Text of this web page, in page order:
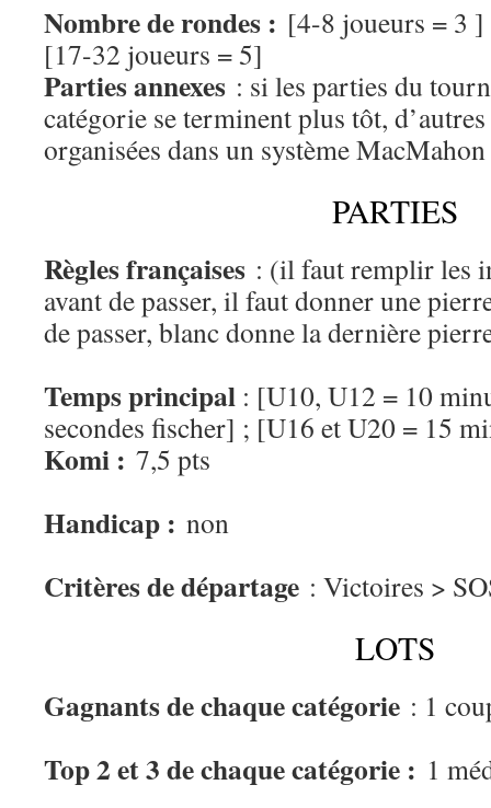
Nombre de rondes : [4-8 joueurs = 3
[17-32 joueurs = 5]
Parties annexes : si les parties du
catégorie se terminent plus tôt,
organisées dans un système
PARTIES
Règles françaises : (il faut remplir les
avant de passer, il faut donner une
de passer, blanc donne la dernière
Temps principal : [U10, U12 = 10
secondes fischer] ; [U16 et U20 = 15
Komi : 7,5 pts
Handicap : non
Critères de départage : Victoires >
LOTS
Gagnants de chaque catégorie : 1
Top 2 et 3 de chaque catégorie : 1